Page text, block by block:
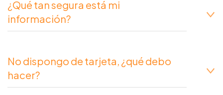
¿Qué tan segura está mi
información?
No dispongo de tarjeta, ¿qué debo
hacer?